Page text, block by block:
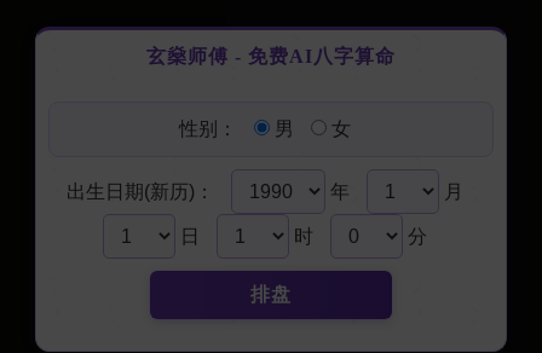
玄燊师傅 - 免费AI八字算命
性别： 男 女
出生日期(新历)： 年 月
日 时 分
排盘